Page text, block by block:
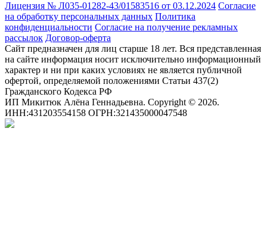
Лицензия № Л035-01282-43/01583516 от 03.12.2024 Согласие
на обработку персональных данных Политика
конфиденциальности Согласие на получение рекламных
рассылок Договор-оферта
Сайт предназначен для лиц старше 18 лет. Вся представленная
на сайте информация носит исключительно информационный
характер и ни при каких условиях не является публичной
офертой, определяемой положениями Статьи 437(2)
Гражданского Кодекса РФ
ИП Микитюк Алёна Геннадьевна. Copyright © 2026.
ИНН:431203554158 ОГРН:321435000047548